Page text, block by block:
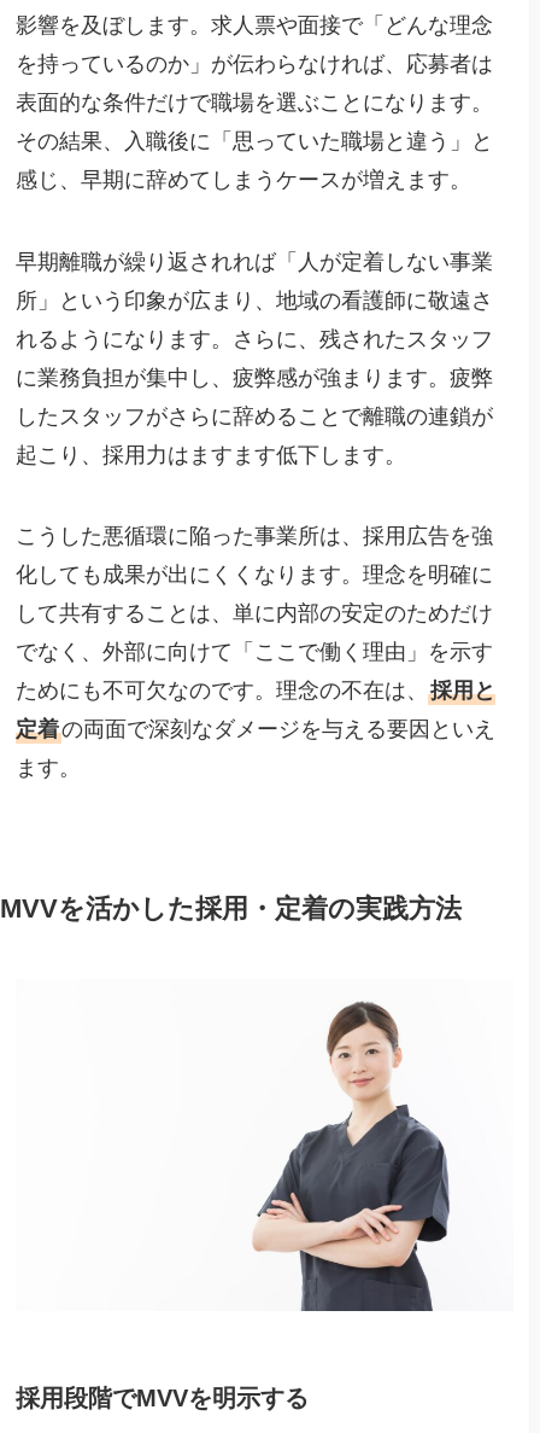
影響を及ぼします。求人票や面接で「どんな理念
を持っているのか」が伝わらなければ、応募者は
表面的な条件だけで職場を選ぶことになります。
その結果、入職後に「思っていた職場と違う」と
感じ、早期に辞めてしまうケースが増えます。
早期離職が繰り返されれば「人が定着しない事業
所」という印象が広まり、地域の看護師に敬遠さ
れるようになります。さらに、残されたスタッフ
に業務負担が集中し、疲弊感が強まります。疲弊
したスタッフがさらに辞めることで離職の連鎖が
起こり、採用力はますます低下します。
こうした悪循環に陥った事業所は、採用広告を強
化しても成果が出にくくなります。理念を明確に
して共有することは、単に内部の安定のためだけ
でなく、外部に向けて「ここで働く理由」を示す
ためにも不可欠なのです。理念の不在は、採用と
定着の両面で深刻なダメージを与える要因といえ
ます。
MVVを活かした採用・定着の実践方法
採用段階でMVVを明示する